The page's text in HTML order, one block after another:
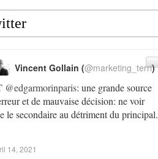
@edgarmorinparis: une grande source
et de mauvaise décision: ne voir
le secondaire au détriment du principal.
Vincent Gollain (@marketing_terri)
14, 2021